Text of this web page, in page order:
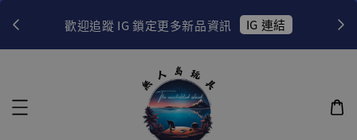
歡迎追蹤 IG 鎖定更多新品資訊 IG 連結